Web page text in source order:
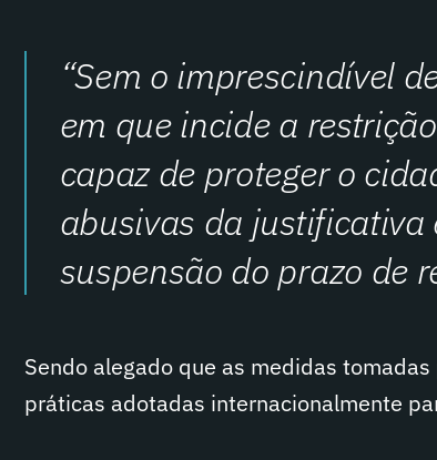
“Sem o imprescindível
em que incide a
capaz de proteger o
abusivas da justificativa
suspensão do prazo de
Sendo alegado que as medidas
práticas adotadas internacionalmente